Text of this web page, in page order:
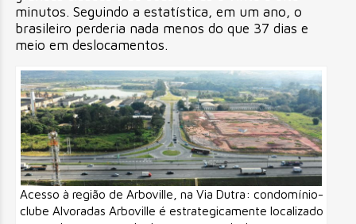
minutos. Seguindo a estatística, em um ano, o
brasileiro perderia nada menos do que 37 dias e
meio em deslocamentos.
Acesso à região de Arboville, na Via Dutra: condomínio-
clube Alvoradas Arboville é estrategicamente localizado